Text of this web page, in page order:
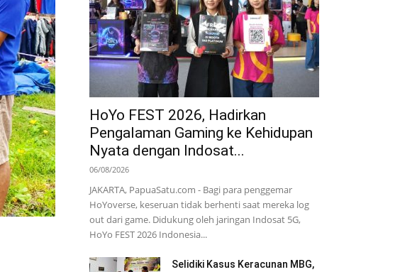
HoYo FEST 2026, Hadirkan
Pengalaman Gaming ke Kehidupan
Nyata dengan Indosat...
06/08/2026
JAKARTA, PapuaSatu.com - Bagi para penggemar
HoYoverse, keseruan tidak berhenti saat mereka log
out dari game. Didukung oleh jaringan Indosat 5G,
HoYo FEST 2026 Indonesia...
Selidiki Kasus Keracunan MBG,